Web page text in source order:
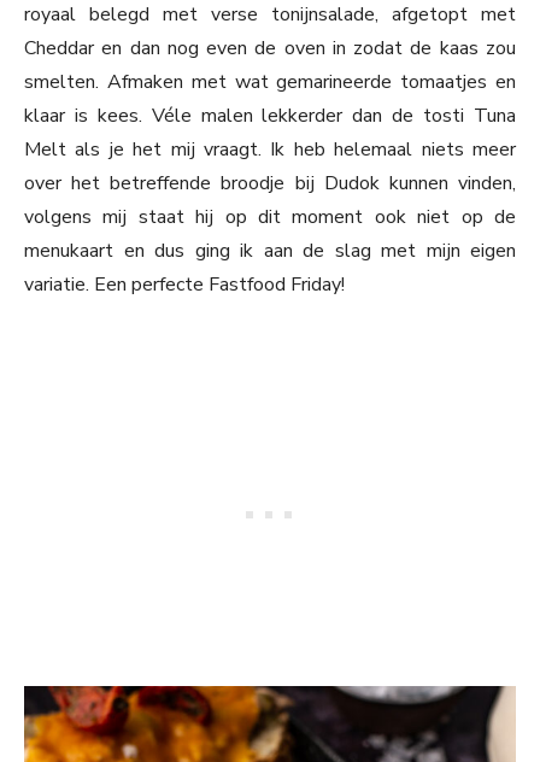
royaal belegd met verse tonijnsalade, afgetopt met
Cheddar en dan nog even de oven in zodat de kaas zou
smelten. Afmaken met wat gemarineerde tomaatjes en
klaar is kees. Véle malen lekkerder dan de tosti Tuna
Melt als je het mij vraagt. Ik heb helemaal niets meer
over het betreffende broodje bij Dudok kunnen vinden,
volgens mij staat hij op dit moment ook niet op de
menukaart en dus ging ik aan de slag met mijn eigen
variatie. Een perfecte Fastfood Friday!